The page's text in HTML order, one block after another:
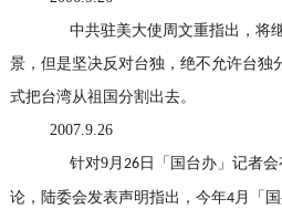
中共驻美大使周文重指出，将
景，但是坚决反对台独，绝不允许台独
式把台湾从祖国分割出去。
2007.9.26
针对9月26 日「国台办」记者
论，陆委会发表声明指出，今年4月「